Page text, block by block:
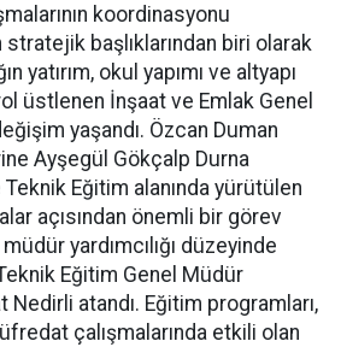
koordinasyonu
stratejik başlıklarından biri olarak
yatırım, okul yapımı ve altyapı
üstlenen İnşaat ve Emlak Genel
yaşandı. Özcan Duman
Ayşegül Gökçalp Durna
Eğitim alanında yürütülen
açısından önemli bir görev
yardımcılığı düzeyinde
Eğitim Genel Müdür
Nedirli atandı. Eğitim programları,
çalışmalarında etkili olan